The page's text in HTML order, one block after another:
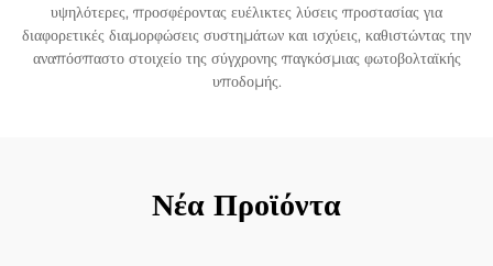
υψηλότερες, προσφέροντας ευέλικτες λύσεις προστασίας για
διαφορετικές διαμορφώσεις συστημάτων και ισχύεις, καθιστώντας την
αναπόσπαστο στοιχείο της σύγχρονης παγκόσμιας φωτοβολταϊκής
υποδομής.
Νέα Προϊόντα